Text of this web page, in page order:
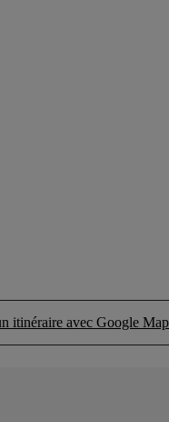
itinéraire avec Google
(Opens in new